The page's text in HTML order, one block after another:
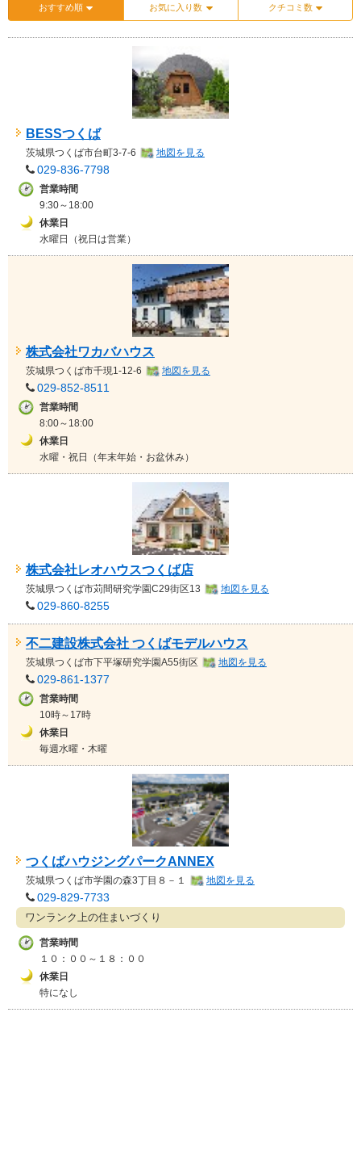
おすすめ順 お気に入り数 クチコミ数
BESSつくば
茨城県つくば市台町3-7-6 地図を見る
029-836-7798
営業時間
9:30～18:00
休業日
水曜日（祝日は営業）
株式会社ワカバハウス
茨城県つくば市千現1-12-6 地図を見る
029-852-8511
営業時間
8:00～18:00
休業日
水曜・祝日（年末年始・お盆休み）
株式会社レオハウスつくば店
茨城県つくば市苅間研究学園C29街区13 地図を見る
029-860-8255
不二建設株式会社 つくばモデルハウス
茨城県つくば市下平塚研究学園A55街区 地図を見る
029-861-1377
営業時間
10時～17時
休業日
毎週水曜・木曜
つくばハウジングパークANNEX
茨城県つくば市学園の森3丁目８－１ 地図を見る
029-829-7733
ワンランク上の住まいづくり
営業時間
１０：００～１８：００
休業日
特になし